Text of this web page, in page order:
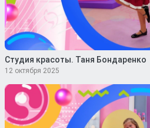
Студия красоты. Таня Бондаренко
12 октября 2025